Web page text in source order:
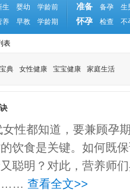
生 婴幼
学龄前
养
早教 学龄期
准备
怀孕
备孕
生
检查
不
表
典 女性健康 宝宝健康 家庭生活
性都知道，要兼顾孕
饮食是关键。如何既
聪明？对此，营养师
…… 查看全文>>